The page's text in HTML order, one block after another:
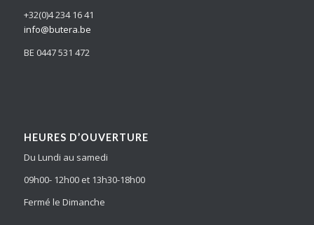
+32(0)4 234 16 41
info@butera.be
BE 0447 531 472
HEURES D’OUVERTURE
Du Lundi au samedi
09h00- 12h00 et 13h30-18h00
Fermé le Dimanche